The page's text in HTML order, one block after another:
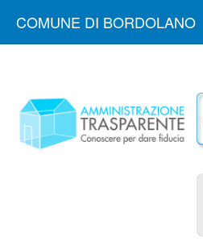
COMUNE DI BORDOLANO